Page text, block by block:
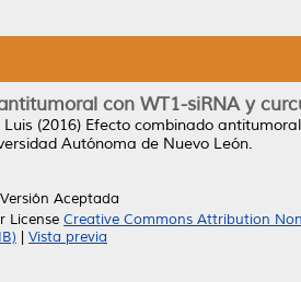
con WT1-siRNA y
(2016) Efecto combinado
Autónoma de Nuevo León.
Aceptada
License Creative Commons Attribution
Vista previa